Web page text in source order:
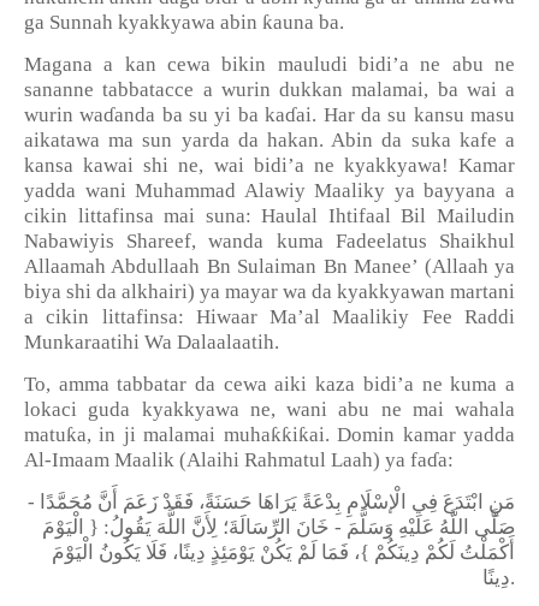
ga Sunnah kyakkyawa abin ƙauna ba.
Magana a kan cewa bikin mauludi bidi’a ne abu ne
sananne tabbatacce a wurin dukkan malamai, ba wai a
wurin waɗanda ba su yi ba kaɗai. Har da su kansu masu
aikatawa ma sun yarda da hakan. Abin da suka kafe a
kansa kawai shi ne, wai bidi’a ne kyakkyawa! Kamar
yadda wani Muhammad Alawiy Maaliky ya bayyana a
cikin littafinsa mai suna: Haulal Ihtifaal Bil Mailudin
Nabawiyis Shareef, wanda kuma Fadeelatus Shaikhul
Allaamah Abdullaah Bn Sulaiman Bn Manee’ (Allaah ya
biya shi da alkhairi) ya mayar wa da kyakkyawan martani
a cikin littafinsa: Hiwaar Ma’al Maalikiy Fee Raddi
Munkaraatihi Wa Dalaalaatih.
To, amma tabbatar da cewa aiki kaza bidi’a ne kuma a
lokaci guda kyakkyawa ne, wani abu ne mai wahala
matuƙa, in ji malamai muhaƙƙiƙai. Domin kamar yadda
Al-Imaam Maalik (Alaihi Rahmatul Laah) ya faɗa:
مَنِ ابْتَدَعَ فِي الْإسْلَامِ بِدْعَةً يَرَاهَا حَسَنَةً، فَقَدْ زَعَمَ أَنَّ مُحَمَّدًا -
صَلَّى اللَّهُ عَلَيْهِ وَسَلَّمَ - خَانَ الرِّسَالَةَ؛ لِأَنَّ اللَّهَ يَقُولُ: { الْيَوْمَ
أَكْمَلْتُ لَكُمْ دِينَكُمْ }، فَمَا لَمْ يَكُنْ يَوْمَئِذٍ دِينًا، فَلَا يَكُونُ الْيَوْمَ
دِينًا.